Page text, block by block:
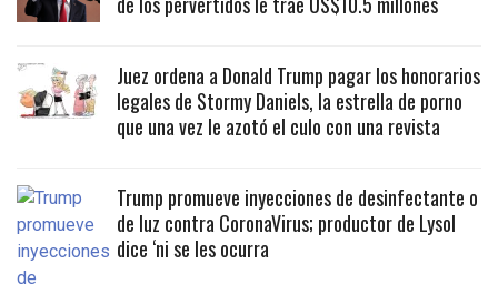
Juez ordena a Donald Trump pagar los honorarios
legales de Stormy Daniels, la estrella de porno
que una vez le azotó el culo con una revista
Trump promueve inyecciones de desinfectante o
de luz contra CoronaVirus; productor de Lysol
dice ‘ni se les ocurra